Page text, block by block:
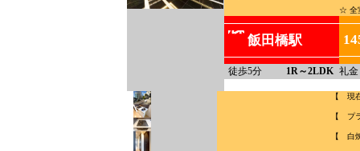
☆ 全
飯田橋駅
徒歩5分 1R～2LDK 礼金
【 現
【 プ
【 白